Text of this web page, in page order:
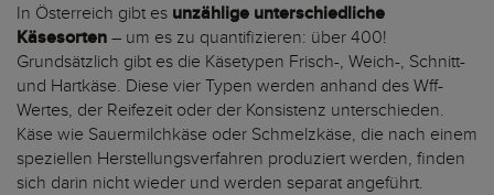
In Österreich gibt es unzählige unterschiedliche
Käsesorten – um es zu quantifizieren: über 400!
Grundsätzlich gibt es die Käsetypen Frisch-, Weich-, Schnitt-
und Hartkäse. Diese vier Typen werden anhand des Wff-
Wertes, der Reifezeit oder der Konsistenz unterschieden.
Käse wie Sauermilchkäse oder Schmelzkäse, die nach einem
speziellen Herstellungsverfahren produziert werden, finden
sich darin nicht wieder und werden separat angeführt.